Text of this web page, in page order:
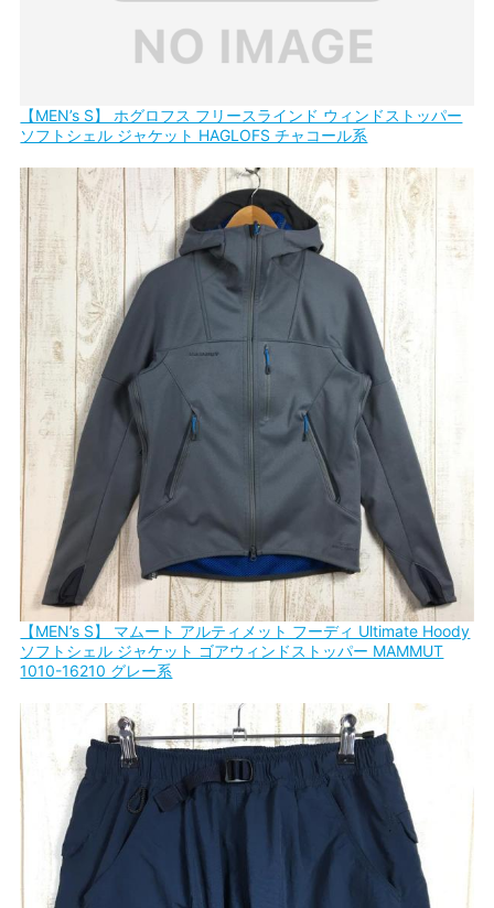
【MEN’s S】 ホグロフス フリースラインド ウィンドストッパー
ソフトシェル ジャケット HAGLOFS チャコール系
【MEN’s S】 マムート アルティメット フーディ Ultimate Hoody
ソフトシェル ジャケット ゴアウィンドストッパー MAMMUT
1010-16210 グレー系